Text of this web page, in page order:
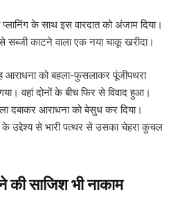
के साथ इस वारदात को अंजाम दिया।
सब्जी काटने वाला एक नया चाकू खरीदा।
आराधना को बहला-फुसलाकर पूंजीपथरा
वहां दोनों के बीच फिर से विवाद हुआ।
दबाकर आराधना को बेसुध कर दिया।
उद्देश्य से भारी पत्थर से उसका चेहरा कुचल
की साजिश भी नाकाम